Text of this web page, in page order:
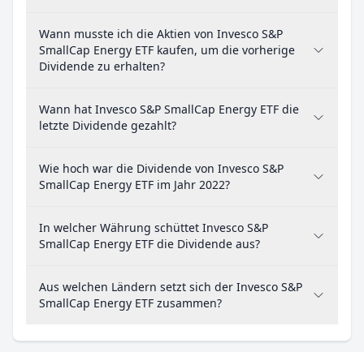
Wann musste ich die Aktien von Invesco S&P
SmallCap Energy ETF kaufen, um die vorherige
Dividende zu erhalten?
Wann hat Invesco S&P SmallCap Energy ETF die
letzte Dividende gezahlt?
Wie hoch war die Dividende von Invesco S&P
SmallCap Energy ETF im Jahr 2022?
In welcher Währung schüttet Invesco S&P
SmallCap Energy ETF die Dividende aus?
Aus welchen Ländern setzt sich der Invesco S&P
SmallCap Energy ETF zusammen?